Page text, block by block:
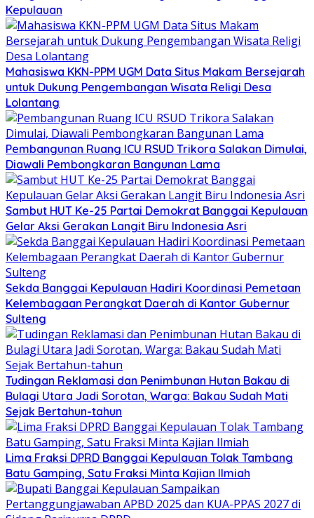
Kepulauan
Mahasiswa KKN-PPM UGM Data Situs Makam Bersejarah
untuk Dukung Pengembangan Wisata Religi Desa
Lolantang
Pembangunan Ruang ICU RSUD Trikora Salakan Dimulai,
Diawali Pembongkaran Bangunan Lama
Sambut HUT Ke-25 Partai Demokrat Banggai Kepulauan
Gelar Aksi Gerakan Langit Biru Indonesia Asri
Sekda Banggai Kepulauan Hadiri Koordinasi Pemetaan
Kelembagaan Perangkat Daerah di Kantor Gubernur
Sulteng
Tudingan Reklamasi dan Penimbunan Hutan Bakau di
Bulagi Utara Jadi Sorotan, Warga: Bakau Sudah Mati
Sejak Bertahun-tahun
Lima Fraksi DPRD Banggai Kepulauan Tolak Tambang
Batu Gamping, Satu Fraksi Minta Kajian Ilmiah